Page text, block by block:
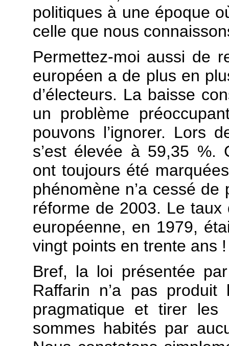
politiques à une époque
celle que nous
Permettez-moi aussi de
européen a de plus en
d’électeurs. La baisse
un problème
pouvons l’ignorer. Lors
s’est élevée à 59,35 %.
ont toujours été
phénomène n’a cessé
réforme de 2003. Le taux
européenne, en 1979,
vingt points en trente ans !
Bref, la loi présentée
Raffarin n’a pas
pragmatique et tirer les
sommes habités par